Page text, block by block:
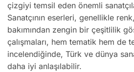
çizgiyi temsil eden önemli
Sanatçının eserleri, genellikle
bakımından zengin bir çeşitlilik
çalışmaları, hem tematik hem de
incelendiğinde, Türk ve dünya
daha iyi anlaşılabilir.